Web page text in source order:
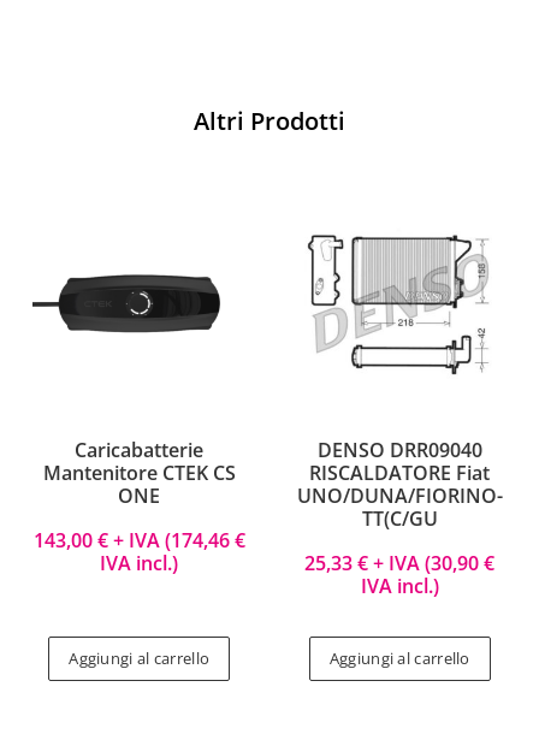
Altri Prodotti
Caricabatterie
Mantenitore CTEK CS
ONE
143,00€+ IVA (174,46€
IVA incl.)
Aggiungi al carrello
DENSO DRR09040
RISCALDATORE Fiat
UNO/DUNA/FIORINO-
TT(C/GU
25,33€+ IVA (30,90€
IVA incl.)
Aggiungi al carrello